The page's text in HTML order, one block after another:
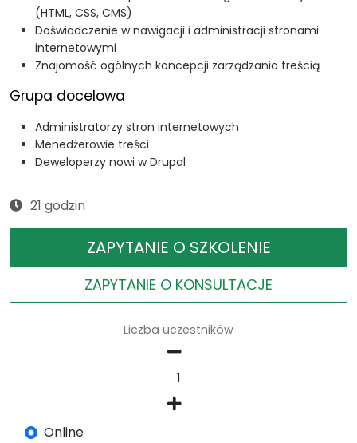
(HTML, CSS, CMS)
Doświadczenie w nawigacji i administracji stronami
internetowymi
Znajomość ogólnych koncepcji zarządzania treścią
Grupa docelowa
Administratorzy stron internetowych
Menedżerowie treści
Deweloperzy nowi w Drupal
21 godzin
ZAPYTANIE O SZKOLENIE
ZAPYTANIE O KONSULTACJE
Liczba uczestników
Online